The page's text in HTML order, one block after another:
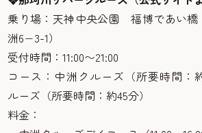
乗り場：天神中央公園 福博であい橋
洲6−3-1）
受付時間：11:00〜21:00
コース：中洲クルーズ（所要時間：
ルーズ（所要時間：約45分）
料金：